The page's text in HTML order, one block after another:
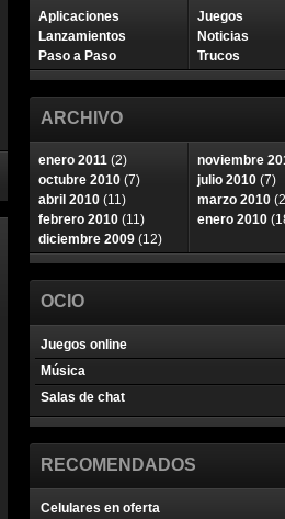
Aplicaciones
Juegos
Lanzamientos
Noticias
Paso a Paso
Trucos
ARCHIVO
enero 2011 (2) noviembre
octubre 2010 (7) julio 2010 (7)
abril 2010 (11) marzo 2010
febrero 2010 (11) enero 2010
diciembre 2009 (12)
OCIO
Juegos online
Música
Salas de chat
RECOMENDADOS
Celulares en oferta